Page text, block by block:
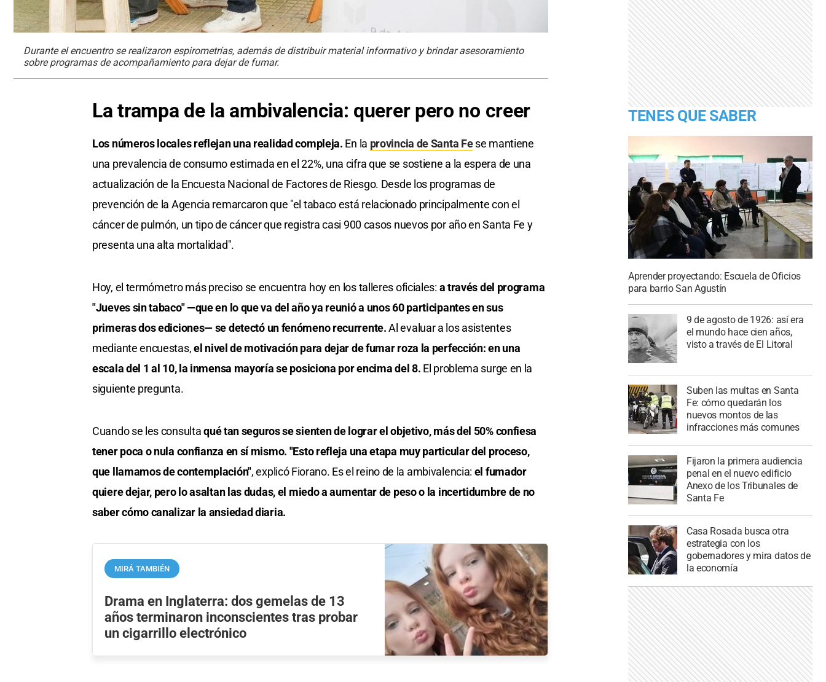
Durante el encuentro se realizaron espirometrías, además de distribuir material informativo y brindar asesoramiento
sobre programas de acompañamiento para dejar de fumar.
La trampa de la ambivalencia: querer pero no creer
Los números locales reflejan una realidad compleja. En la provincia de Santa Fese mantiene
una prevalencia de consumo estimada en el 22%, una cifra que se sostiene a la espera de una
actualización de la Encuesta Nacional de Factores de Riesgo. Desde los programas de
prevención de la Agencia remarcaron que "el tabaco está relacionado principalmente con el
cáncer de pulmón, un tipo de cáncer que registra casi 900 casos nuevos por año en Santa Fe y
presenta una alta mortalidad".
Hoy, el termómetro más preciso se encuentra hoy en los talleres oficiales: a través del programa
"Jueves sin tabaco" —que en lo que va del año ya reunió a unos 60 participantes en sus
primeras dos ediciones— se detectó un fenómeno recurrente.Al evaluar a los asistentes
mediante encuestas,el nivel de motivación para dejar de fumar roza la perfección: en una
escala del 1 al 10, la inmensa mayoría se posiciona por encima del 8. El problema surge en la
siguiente pregunta.
Cuando se les consultaqué tan seguros se sienten de lograr el objetivo, más del 50% confiesa
tener poca o nula confianza en sí mismo. "Esto refleja una etapa muy particular del proceso,
que llamamos de contemplación", explicó Fiorano. Es el reino de la ambivalencia: el fumador
quiere dejar, pero lo asaltan las dudas, el miedo a aumentar de peso o la incertidumbre de no
saber cómo canalizar la ansiedad diaria.
MIRÁ TAMBIÉN
Drama en Inglaterra: dos gemelas de 13
años terminaron inconscientes tras probar
un cigarrillo electrónico
TENES QUE SABER
Aprender proyectando: Escuela de Oficios
para barrio San Agustín
9 de agosto de 1926: así era
el mundo hace cien años,
visto a través de El Litoral
Suben las multas en Santa
Fe: cómo quedarán los
nuevos montos de las
infracciones más comunes
Fijaron la primera audiencia
penal en el nuevo edificio
Anexo de los Tribunales de
Santa Fe
Casa Rosada busca otra
estrategia con los
gobernadores y mira datos de
la economía